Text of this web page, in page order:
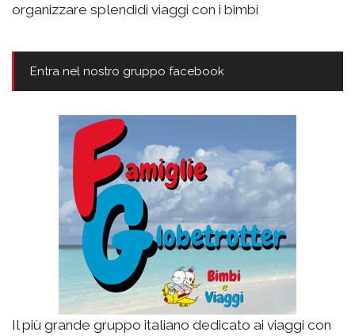
organizzare splendidi viaggi con i bimbi
Entra nel nostro gruppo facebook
Il più grande gruppo italiano dedicato ai viaggi con